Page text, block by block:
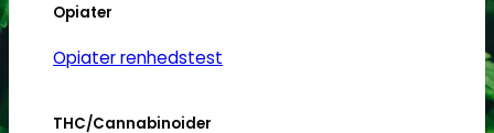
Opiater
Opiater renhedstest
THC/Cannabinoider